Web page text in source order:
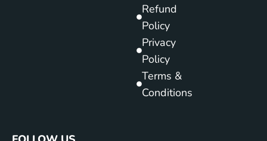
Refund
Policy
Privacy
Policy
Terms &
Conditions